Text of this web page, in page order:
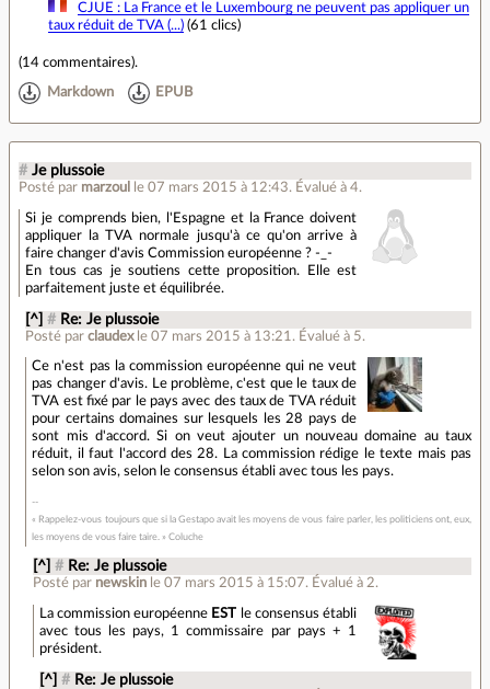
CJUE : La France et le Luxembourg ne peuvent pas appliquer un
taux réduit de TVA (...)(61 clics)
(14 commentaires).
Markdown EPUB
# Je plussoie
Posté par marzoul le 07 mars 2015 à 12:43. Évalué à 4.
Si je comprends bien, l'Espagne et la France doivent
appliquer la TVA normale jusqu'à ce qu'on arrive à
faire changer d'avis Commission européenne ? -_-
En tous cas je soutiens cette proposition. Elle est
parfaitement juste et équilibrée.
[^] # Re: Je plussoie
Posté parclaudex le 07 mars 2015 à 13:21 . Évalué à 5.
Ce n'est pas la commission européenne qui ne veut
pas changer d'avis. Le problème, c'est que le taux de
TVA est fixé par le pays avec des taux de TVA réduit
pour certains domaines sur lesquels les 28 pays de
sont mis d'accord. Si on veut ajouter un nouveau domaine au taux
réduit, il faut l'accord des 28. La commission rédige le texte mais pas
selon son avis, selon le consensus établi avec tous les pays.
« Rappelez-vous toujours que si la Gestapo avait les moyens de vous faire parler, les politiciens ont, eux,
les moyens de vous faire taire. » Coluche
[^] # Re: Je plussoie
Posté par newskin le 07 mars 2015 à 15:07. Évalué à 2.
La commission européenne EST le consensus établi
avec tous les pays, 1 commissaire par pays + 1
président.
[^] # Re: Je plussoie